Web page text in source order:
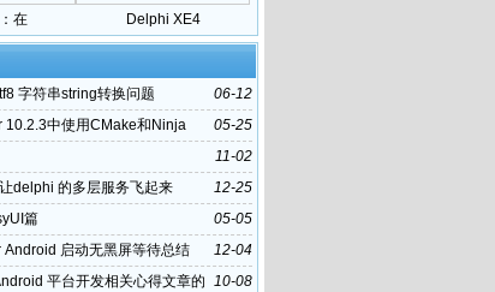
在 Delphi XE4
06-12
字符串string转换问题
05-25
10.2.3中使用CMake和Ninja
11-02
12-25
delphi 的多层服务飞起来
05-05
篇
12-04
Android 启动无黑屏等待总结
10-08
平台开发相关心得文章的